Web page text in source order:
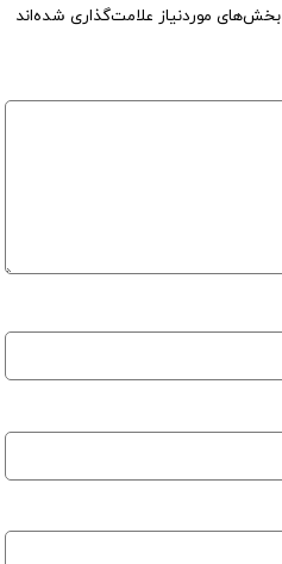
بخش‌های موردنیاز علامت‌گذاری شده‌اند